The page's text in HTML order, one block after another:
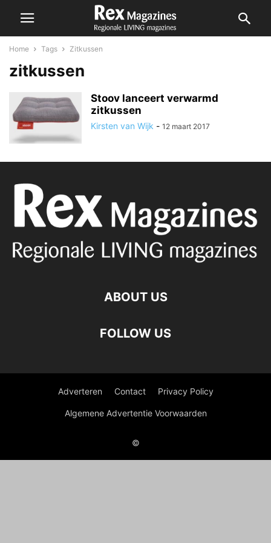
Home Tags Zitkussen
zitkussen
Stoov lanceert verwarmd
zitkussen
Kirsten van Wijk - 12 maart 2017
ABOUT US
FOLLOW US
Adverteren Contact Privacy Policy
Algemene Advertentie Voorwaarden
©